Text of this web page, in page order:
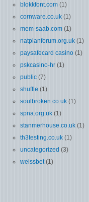
blokkfont.com (1)
cornware.co.uk (1)
mem-saab.com (1)
natplanforum.org.uk (1)
paysafecard casino (1)
pskcasino-hr (1)
public (7)
shuffle (1)
soulbroken.co.uk (1)
spna.org.uk (1)
stanmerhouse.co.uk (1)
th3testing.co.uk (1)
uncategorized (3)
weissbet(1)